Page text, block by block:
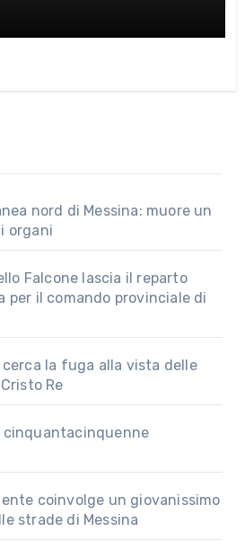
nord di Messina: muore un
organi
Falcone lascia il reparto
per il comando provinciale di
cerca la fuga alla vista delle
Re
cinquantacinquenne
coinvolge un giovanissimo
strade di Messina